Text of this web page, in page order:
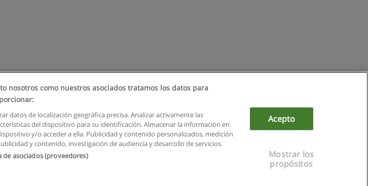
de datos Contactar con Educaedu
- CIF : B-95610580: - www.educaedu.com.ec
nosotros como nuestros asociados tratamos los datos para
datos de localización geográfica precisa. Analizar activamente las
del dispositivo para su identificación. Almacenar la información en
y/o acceder a ella. Publicidad y contenido personalizados, medición
y contenido, investigación de audiencia y desarrollo de servicios.
de asociados (proveedores)
Acepto
Mostrar los
propósitos